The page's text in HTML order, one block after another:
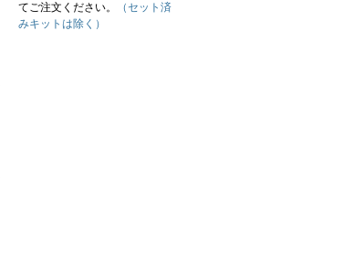
てご注文ください。
（セット済
みキットは除く）